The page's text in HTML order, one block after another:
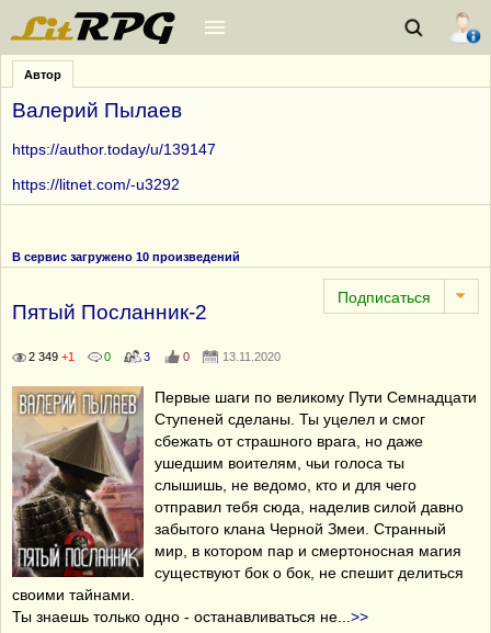
Автор
Валерий Пылаев
https://author.today/u/139147
https://litnet.com/-u3292
В сервис загружено 10 произведений
Пятый Посланник-2
2 349 +1 0 3 0 13.11.2020
Первые шаги по великому Пути Семнадцати
Ступеней сделаны. Ты уцелел и смог
сбежать от страшного врага, но даже
ушедшим воителям, чьи голоса ты
слышишь, не ведомо, кто и для чего
отправил тебя сюда, наделив силой давно
забытого клана Черной Змеи. Странный
мир, в котором пар и смертоносная магия
существуют бок о бок, не спешит делиться
своими тайнами.
Ты знаешь только одно - останавливаться не
>>